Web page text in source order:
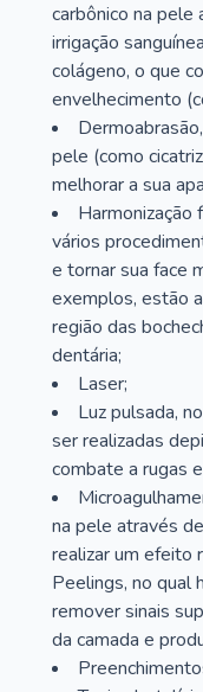
carbônico na pele
irrigação
colágeno, o que
envelhecimento
pele (como
melhorar a sua
Harmonização
vários
e tornar sua face
exemplos, estão
região das
dentária;
Laser;
Luz pulsada,
ser realizadas
combate a rugas
na pele através
realizar um efeito
Peelings, no qual
remover sinais
da camada e